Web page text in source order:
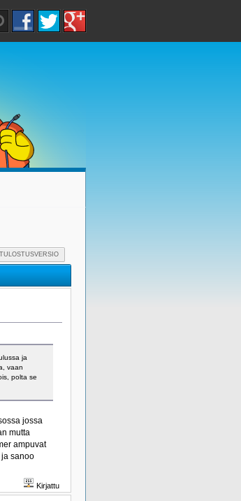
TULOSTUSVERSIO
ja
vaan
polta se
jossa
mutta
ampuvat
sanoo
Kirjattu